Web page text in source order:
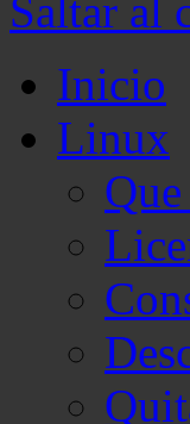
Saltar al
Inicio
Linux